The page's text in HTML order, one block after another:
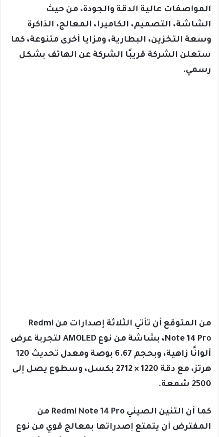
المواصفات عالية الدقة والجودة، من حيث
الشاشة، التصميم، الكاميرا، المعالج، الذاكرة
وسعة التخزين، البطارية، ومزايا أخرى متنوعة، كما
ستعلن الشركة قريبًا الشركة عن الهاتف بشكل
رسمي.
من المتوقع أن تأتي الثلاثة إصدارات من Redmi
Note 14 Pro، بشاشة من نوع AMOLED لتجربة عرض
ألوانًا زاهية، وبحجم 6.67 بوصة ومعدل تحديث 120
هرتز، مع دقة 1220 × 2712 بكسل، وسطوع يصل إلى
2500 شمعة.
كما أن التنين الصيني Redmi Note 14 Pro من
المفترض أن يتمتع إصدراتها بمعالج قوي من نوع